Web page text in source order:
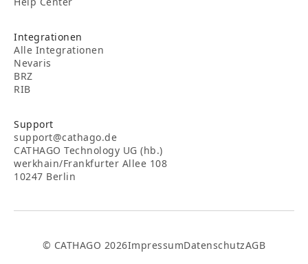
Integrationen
Alle Integrationen
Nevaris
BRZ
RIB
Support
support@cathago.de
CATHAGO Technology UG (hb.)
werkhain/Frankfurter Allee 108
10247 Berlin
© CATHAGO 2026ImpressumDatenschutzAGB